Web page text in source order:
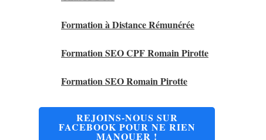
Formation à Distance Rémunérée
Formation SEO CPF Romain Pirotte
Formation SEO Romain Pirotte
REJOINS-NOUS SUR
FACEBOOK POUR NE RIEN
MANQUER !